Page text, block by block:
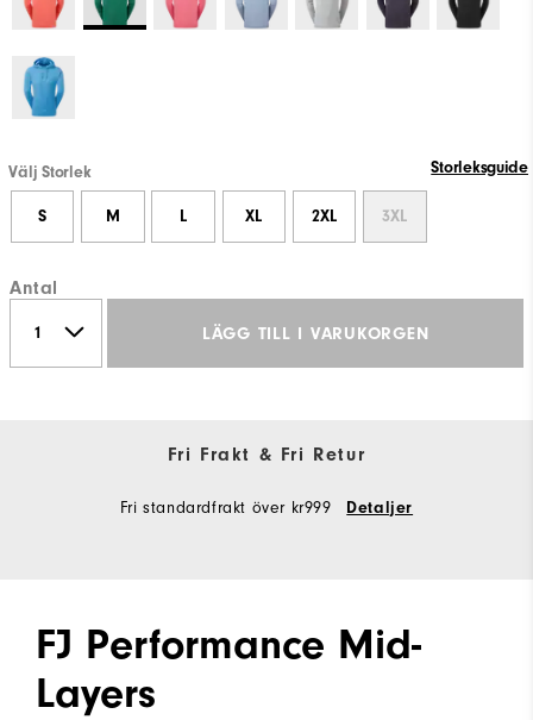
Välj Storlek Storleksguide
S M L XL 2XL 3XL
Antal
LÄGG TILL I VARUKORGEN
Fri Frakt & Fri Retur
Fri standardfrakt över kr999 Detaljer
FJ Performance Mid-
Layers